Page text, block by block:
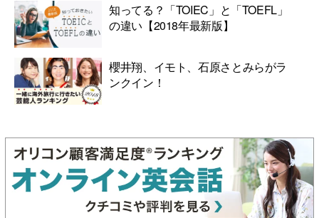
知ってる？「TOIEC」と「TOEFL」
の違い【2018年最新版】
櫻井翔、イモト、石原さとみらがラ
ンクイン！